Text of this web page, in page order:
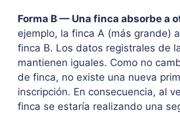
Forma B — Una finca absorbe a
ejemplo, la finca A (más grande)
finca B. Los datos registrales de
mantienen iguales. Como no
de finca, no existe una nueva
inscripción. En consecuencia, al
finca se estaría realizando una